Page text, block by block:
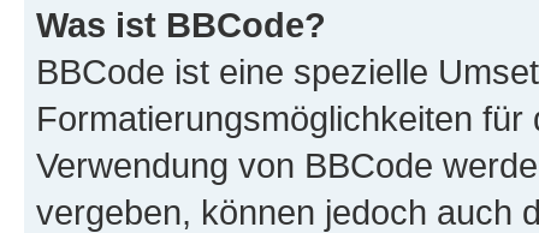
Was ist BBCode?
BBCode ist eine spezielle
Formatierungsmöglichkeiten
Verwendung von BBCode
vergeben, können jedoch auch